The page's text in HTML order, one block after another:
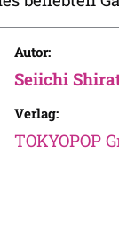
Autor:
Seiichi
Verlag:
TOKYOPOP